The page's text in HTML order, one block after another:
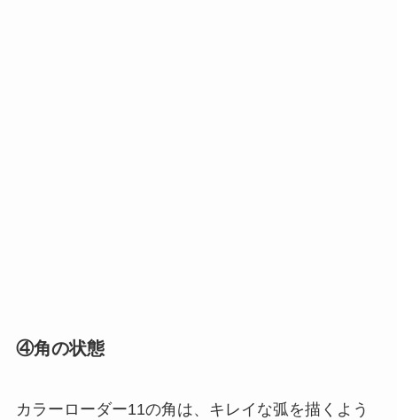
④角の状態
カラーローダー11の角は、キレイな弧を描くよう